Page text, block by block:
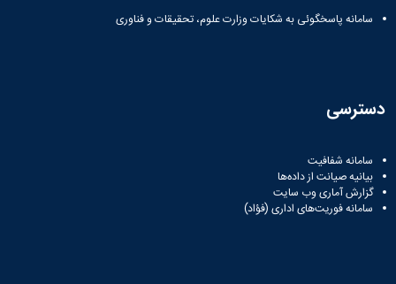
سامانه پاسخگوئی به شکایات وزارت علوم، تحقیقات و فناوری
دسترسی
سامانه شفافیت
بیانیه صیانت از داده‌ها
گزارش آماری وب‌ سایت
سامانه فوریت‌های اداری (فؤاد)